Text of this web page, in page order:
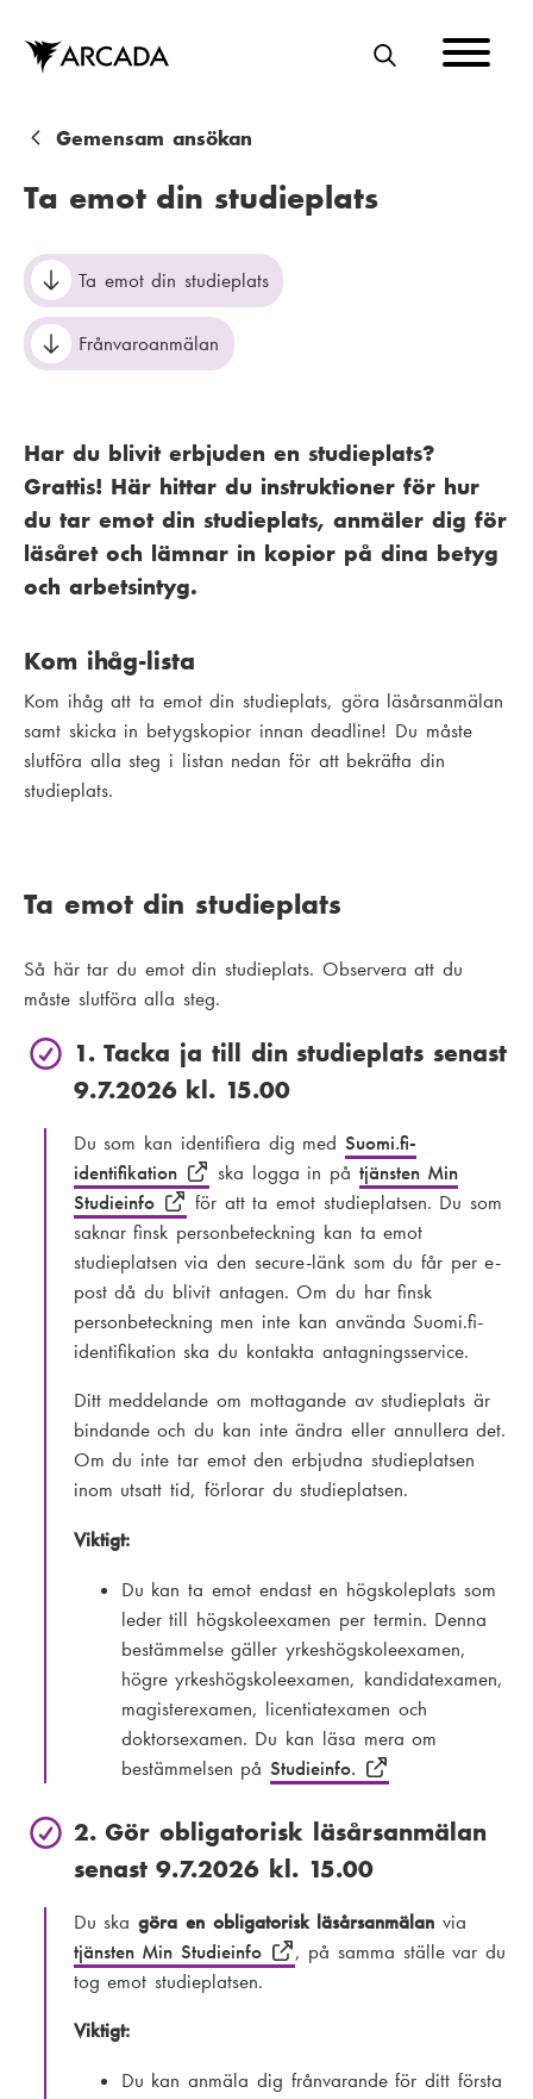
huvudinnehåll
S
L
ä
k
s
t
g
Gemensam ansökan
Ta emot din studieplats
Ta emot din studieplats
Frånvaroanmälan
Har du blivit erbjuden en studieplats?
Grattis! Här hittar du instruktioner för hur
du tar emot din studieplats, anmäler dig för
läsåret och lämnar in kopior på dina betyg
och arbetsintyg.
Kom ihåg-lista
Kom ihåg att ta emot din studieplats, göra läsårsanmälan
samt skicka in betygskopior innan deadline! Du måste
slutföra alla steg i listan nedan för att bekräfta din
studieplats.
Ta emot din studieplats
Så här tar du emot din studieplats. Observera att du
måste slutföra alla steg.
1. Tacka ja till din studieplats senast
9.7.2026 kl. 15.00
Du som kan identifiera dig med Suomi.fi-
identifikation
ska logga in på tjänsten Min
Studieinfo
för att ta emot studieplatsen. Du som
saknar finsk personbeteckning kan ta emot
studieplatsen via den secure-länk som du får per e-
post då du blivit antagen. Om du har finsk
personbeteckning men inte kan använda Suomi.fi-
identifikation ska du kontakta antagningsservice.
Ditt meddelande om mottagande av studieplats är
bindande och du kan inte ändra eller annullera det.
Om du inte tar emot den erbjudna studieplatsen
inom utsatt tid, förlorar du studieplatsen.
Viktigt:
Du kan ta emot endast en högskoleplats som
leder till högskoleexamen per termin. Denna
bestämmelse gäller yrkeshögskoleexamen,
högre yrkeshögskoleexamen, kandidatexamen,
magisterexamen, licentiatexamen och
doktorsexamen. Du kan läsa mera om
bestämmelsen påStudieinfo.
2. Gör obligatorisk läsårsanmälan
senast 9.7.2026 kl. 15.00
Du skagöra en obligatorisk läsårsanmälan via
tjänsten Min Studieinfo
, på samma ställe var du
tog emot studieplatsen.
Viktigt:
Du kan anmäla dig frånvarande för ditt första